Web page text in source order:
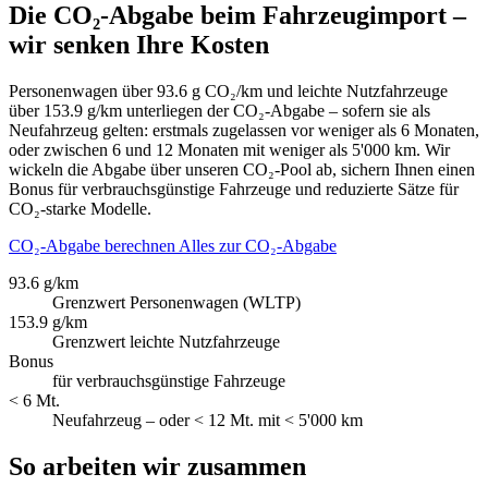
Die CO₂-Abgabe beim Fahrzeugimport –
wir senken Ihre Kosten
Personenwagen über 93.6 g CO₂/km und leichte Nutzfahrzeuge
über 153.9 g/km unterliegen der CO₂-Abgabe – sofern sie als
Neufahrzeug gelten: erstmals zugelassen vor weniger als 6 Monaten,
oder zwischen 6 und 12 Monaten mit weniger als 5'000 km. Wir
wickeln die Abgabe über unseren CO₂-Pool ab, sichern Ihnen einen
Bonus für verbrauchsgünstige Fahrzeuge und reduzierte Sätze für
CO₂-starke Modelle.
CO₂-Abgabe berechnen Alles zur CO₂-Abgabe
93.6 g/km
Grenzwert Personenwagen (WLTP)
153.9 g/km
Grenzwert leichte Nutzfahrzeuge
Bonus
für verbrauchsgünstige Fahrzeuge
< 6 Mt.
Neufahrzeug – oder < 12 Mt. mit < 5'000 km
So arbeiten wir zusammen